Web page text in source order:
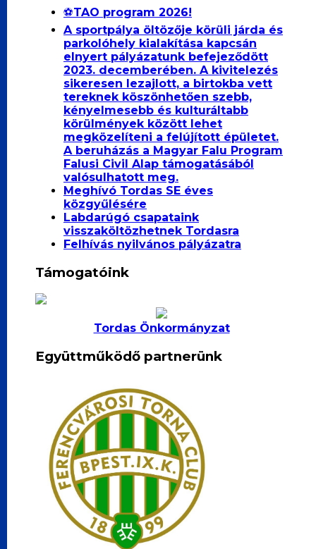
⚽️TAO program 2026!
A sportpálya öltözője körüli járda és
parkolóhely kialakítása kapcsán
elnyert pályázatunk befejeződött
2023. decemberében. A kivitelezés
sikeresen lezajlott, a birtokba vett
tereknek köszönhetően szebb,
kényelmesebb és kulturáltabb
körülmények között lehet
megközelíteni a felújított épületet.
A beruházás a Magyar Falu Program
Falusi Civil Alap támogatásából
valósulhatott meg.
Meghívó Tordas SE éves
közgyűlésére
Labdarúgó csapataink
visszaköltözhetnek Tordasra
Felhívás nyilvános pályázatra
Támogatóink
Tordas Önkormányzat
Együttműködő partnerünk